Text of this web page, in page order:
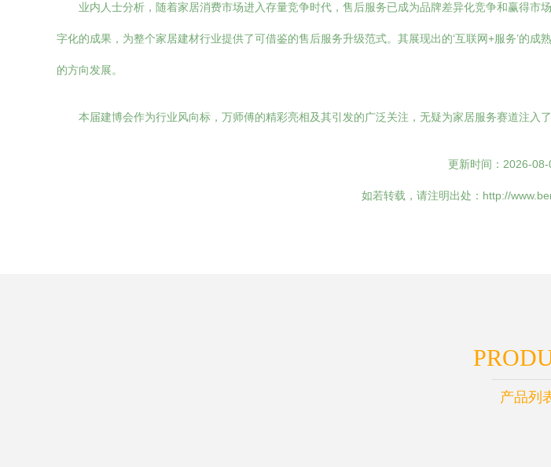
业内人士分析，随着家居消费市场进入存量竞争时代，售后服务已成为品牌差异化竞争和赢得
字化的成果，为整个家居建材行业提供了可借鉴的售后服务升级范式。其展现出的‘互联网+服务’的
的方向发展。
本届建博会作为行业风向标，万师傅的精彩亮相及其引发的广泛关注，无疑为家居服务赛道注入
更新时间：2026-
如若转载，请注明出处：http://
产品列